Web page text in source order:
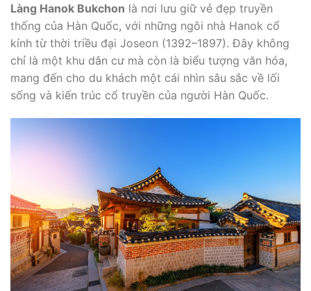
Làng Hanok Bukchon là nơi lưu giữ vẻ đẹp truyền
thống của Hàn Quốc, với những ngôi nhà Hanok cổ
kính từ thời triều đại Joseon (1392–1897). Đây không
chỉ là một khu dân cư mà còn là biểu tượng văn hóa,
mang đến cho du khách một cái nhìn sâu sắc về lối
sống và kiến trúc cổ truyền của người Hàn Quốc.